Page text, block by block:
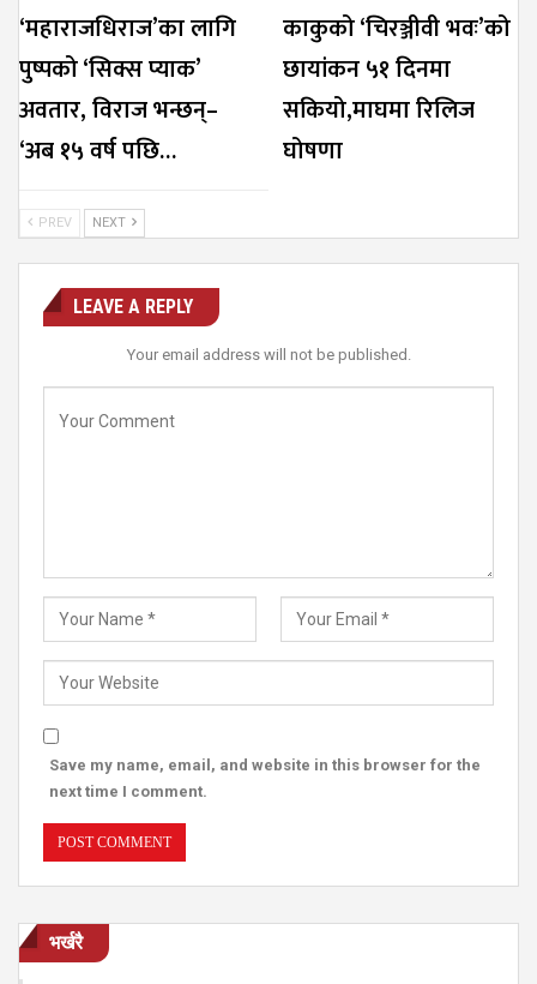
‘महाराजधिराज’का लागि
पुष्पको ‘सिक्स प्याक’
अवतार, विराज भन्छन्–
‘अब १५ वर्ष पछि…
काकुको ‘चिरञ्जीवी भवः’को
छायांकन ५१ दिनमा
सकियो,माघमा रिलिज
घोषणा
PREV NEXT
LEAVE A REPLY
Your email address will not be published.
Save my name, email, and website in this browser for the
next time I comment.
भर्खरै